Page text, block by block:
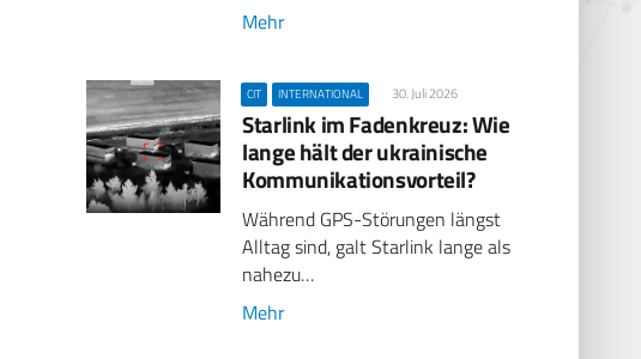
Mehr
CIT INTERNATIONAL 30. Juli 2026
Starlink im Fadenkreuz: Wie
lange hält der ukrainische
Kommunikationsvorteil?
Während GPS-Störungen längst
Alltag sind, galt Starlink lange als
nahezu…
Mehr